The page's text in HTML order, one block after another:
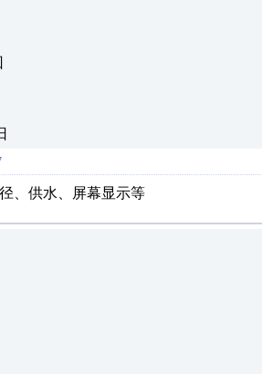
、供水、屏幕显示等